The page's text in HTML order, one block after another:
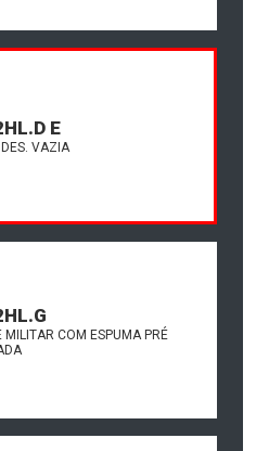
E
VAZIA
MILITAR COM ESPUMA PRÉ